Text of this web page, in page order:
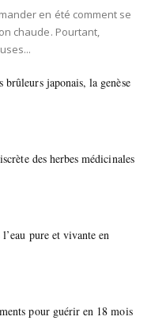
en été comment se
chaude. Pourtant,
japonais, la genèse
des herbes médicinales
pure et vivante en
pour guérir en 18 mois